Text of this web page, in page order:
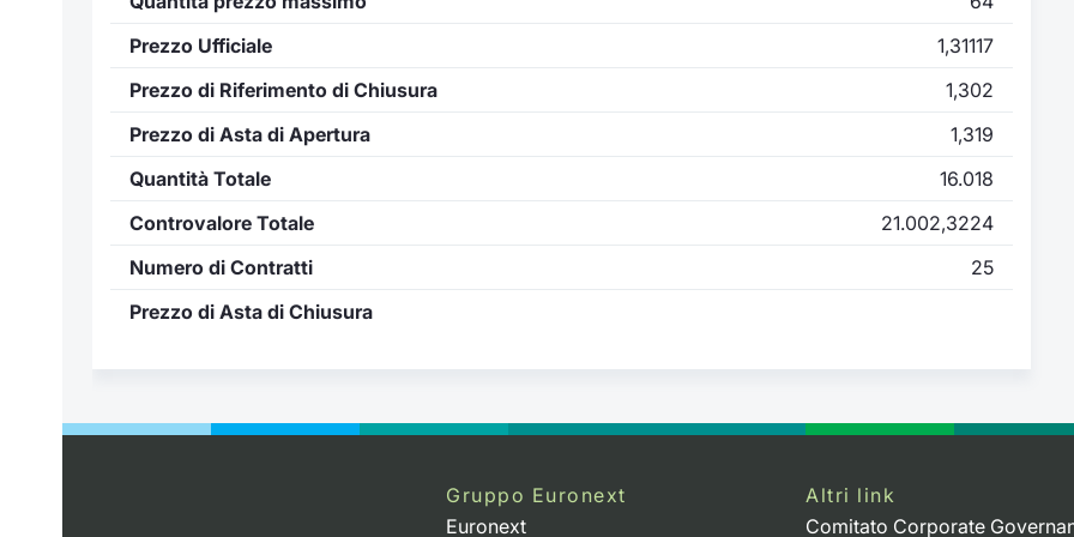
Prezzo Ufficiale
1,31117
Prezzo di Riferimento di Chiusura
1,302
Prezzo di Asta di Apertura
1,319
Quantità Totale
16.018
Controvalore Totale
21.002,3224
Numero di Contratti
25
Prezzo di Asta di Chiusura
Gruppo Euronext
Euronext
Altri link
Comitato Corporate